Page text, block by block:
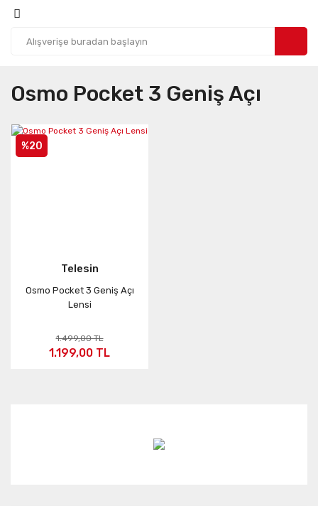
Osmo Pocket 3 Geniş Açı
%20
Telesin
Osmo Pocket 3 Geniş Açı
Lensi
1.499,00 TL
1.199,00 TL